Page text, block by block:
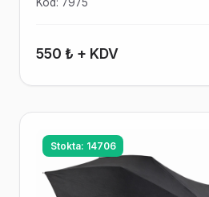
550 ₺ + KDV
Stokta: 14706